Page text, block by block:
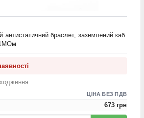
антистатичний браслет, заземлений каб.
ЦІНА БЕЗ ПДВ
673 грн